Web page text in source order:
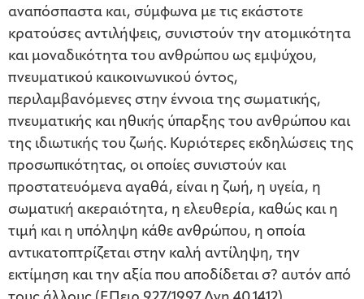
αναπόσπαστα και, σύμφωνα με τις εκάστοτε
κρατούσες αντιλήψεις, συνιστούν την ατομικότητα
και μοναδικότητα του ανθρώπου ως εμψύχου,
πνευματικού καικοινωνικού όντος,
περιλαμβανόμενες στην έννοια της σωματικής,
πνευματικής και ηθικής ύπαρξης του ανθρώπου και
της ιδιωτικής του ζωής. Κυριότερες εκδηλώσεις της
προσωπικότητας, οι οποίες συνιστούν και
προστατευόμενα αγαθά, είναι η ζωή, η υγεία, η
σωματική ακεραιότητα, η ελευθερία, καθώς και η
τιμή και η υπόληψη κάθε ανθρώπου, η οποία
αντικατοπτρίζεται στην καλή αντίληψη, την
εκτίμηση και την αξία που αποδίδεται σ? αυτόν από